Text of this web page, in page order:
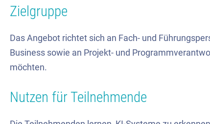
Zielgruppe
Das Angebot richtet sich an Fach- und
Business sowie an Projekt- und
möchten.
Nutzen für Teilnehmende